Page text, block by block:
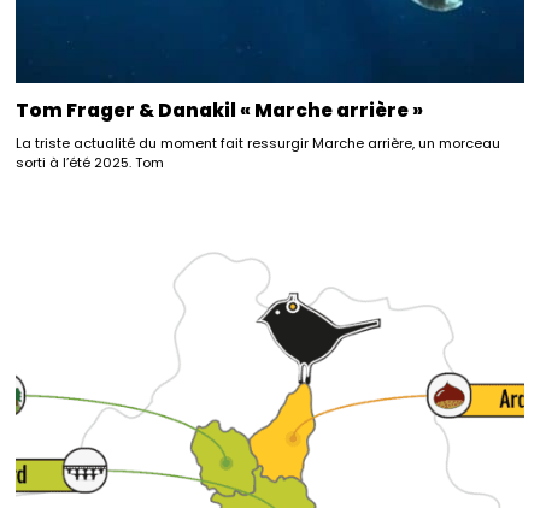
Tom Frager & Danakil « Marche arrière »
La triste actualité du moment fait ressurgir Marche arrière, un morceau
sorti à l’été 2025. Tom